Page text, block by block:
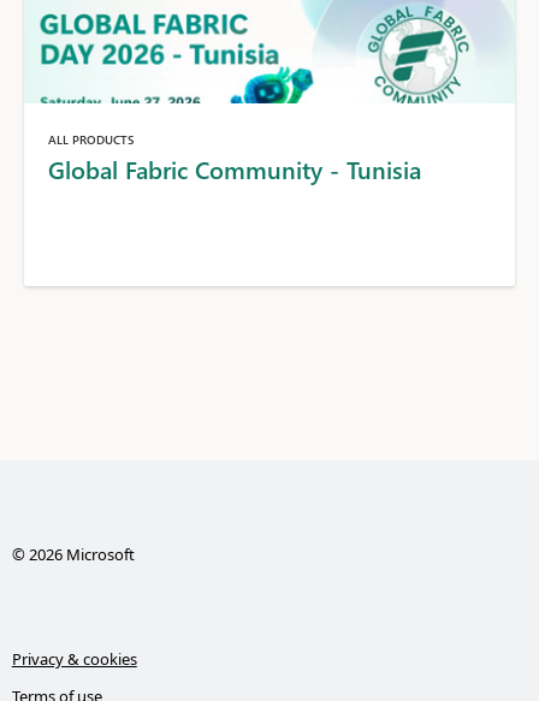
ALL PRODUCTS
Global Fabric Community - Tunisia
© 2026 Microsoft
Privacy & cookies
Terms of use